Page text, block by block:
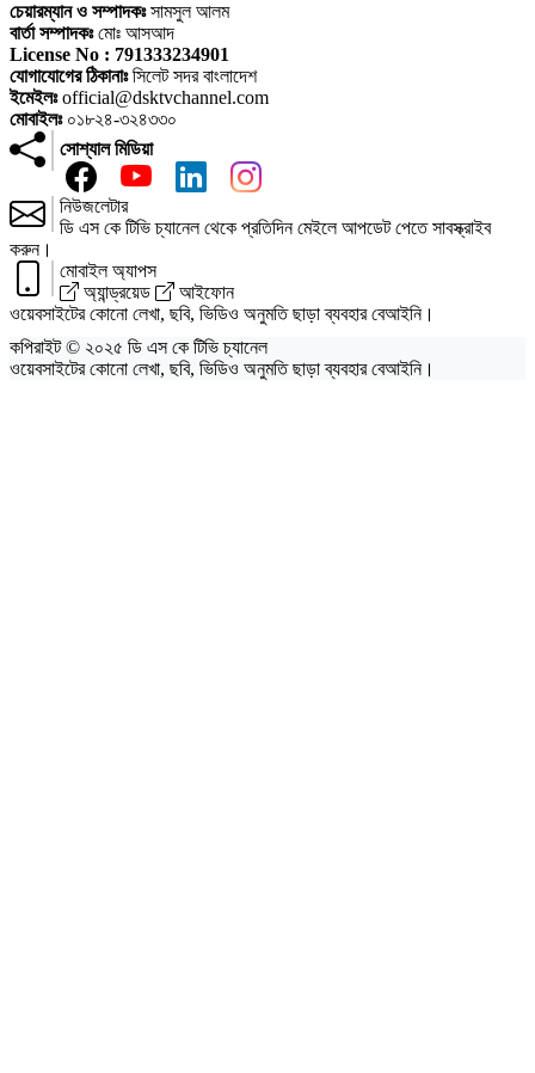
চেয়ারম্যান ও সম্পাদকঃসামসুল আলম
বার্তা সম্পাদকঃমোঃ আসআদ
License No : 791333234901
যোগাযোগের ঠিকানাঃসিলেট সদর বাংলাদেশ
ইমেইলঃofficial@dsktvchannel.com
মোবাইলঃ০১৮২৪-৩২৪৩৩০
সোশ্যাল মিডিয়া
নিউজলেটার
ডি এস কে টিভি চ্যানেল থেকে প্রতিদিন মেইলে আপডেট পেতে সাবস্ক্রাইব
করুন।
মোবাইল অ্যাপস
অ্যান্ড্রয়েড
আইফোন
ওয়েবসাইটের কোনো লেখা, ছবি, ভিডিও অনুমতি ছাড়া ব্যবহার বেআইনি।
কপিরাইট © ২০২৫ ডি এস কে টিভি চ্যানেল
ওয়েবসাইটের কোনো লেখা, ছবি, ভিডিও অনুমতি ছাড়া ব্যবহার বেআইনি।